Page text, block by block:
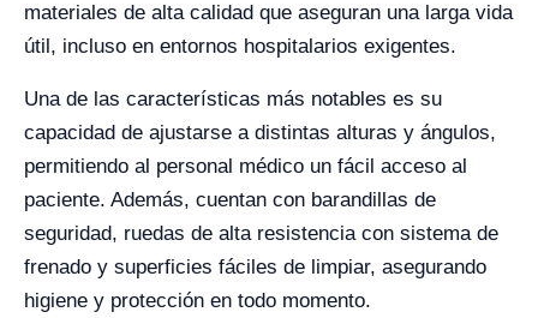
materiales de alta calidad que aseguran una larga vida
útil, incluso en entornos hospitalarios exigentes.
Una de las características más notables es su
capacidad de ajustarse a distintas alturas y ángulos,
permitiendo al personal médico un fácil acceso al
paciente. Además, cuentan con barandillas de
seguridad, ruedas de alta resistencia con sistema de
frenado y superficies fáciles de limpiar, asegurando
higiene y protección en todo momento.